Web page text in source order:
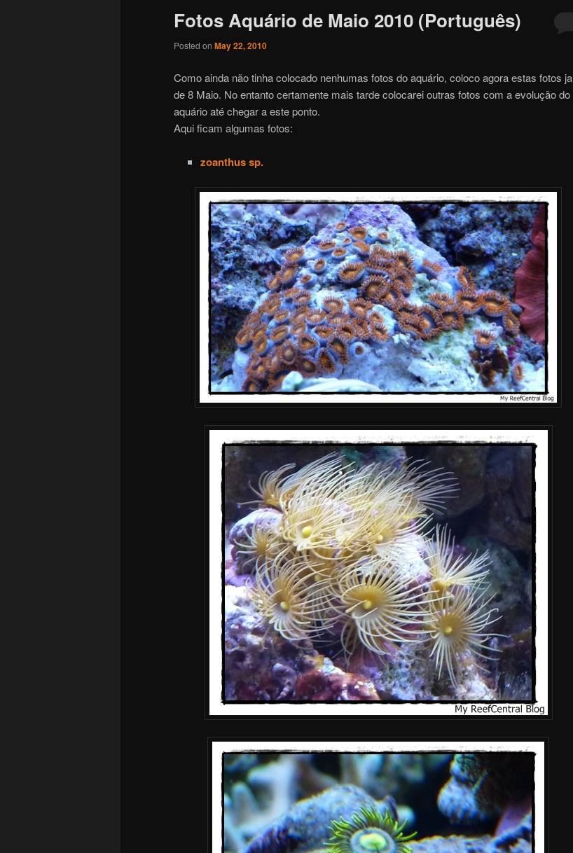
Fotos Aquário de Maio 2010 (Português)
Posted on May 22, 2010
Como ainda não tinha colocado nenhumas fotos do aquário, coloco agora estas fotos ja
de 8 Maio. No entanto certamente mais tarde colocarei outras fotos com a evolução do
aquário até chegar a este ponto.
Aqui ficam algumas fotos:
zoanthus sp.